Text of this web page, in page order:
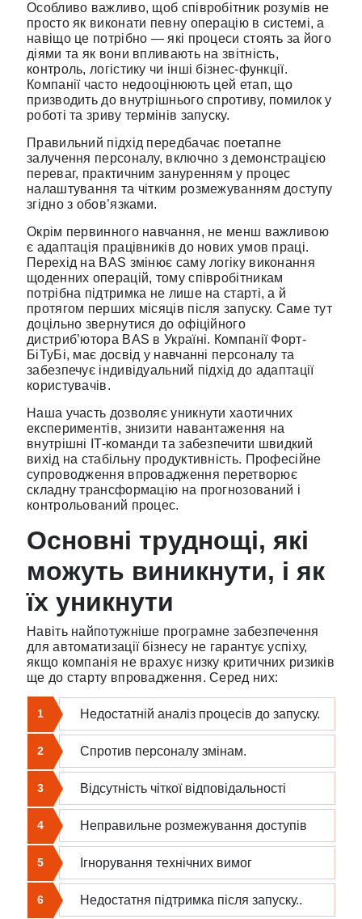
Особливо важливо, щоб співробітник розумів не
просто як виконати певну операцію в системі, а
навіщо це потрібно — які процеси стоять за його
діями та як вони впливають на звітність,
контроль, логістику чи інші бізнес-функції.
Компанії часто недооцінюють цей етап, що
призводить до внутрішнього спротиву, помилок у
роботі та зриву термінів запуску.
Правильний підхід передбачає поетапне
залучення персоналу, включно з демонстрацією
переваг, практичним зануренням у процес
налаштування та чітким розмежуванням доступу
згідно з обов’язками.
Окрім первинного навчання, не менш важливою
є адаптація працівників до нових умов праці.
Перехід на BAS змінює саму логіку виконання
щоденних операцій, тому співробітникам
потрібна підтримка не лише на старті, а й
протягом перших місяців після запуску. Саме тут
доцільно звернутися до офіційного
дистриб’ютора BAS в Україні. Компанії Форт-
БіТуБі, має досвід у навчанні персоналу та
забезпечує індивідуальний підхід до адаптації
користувачів.
Наша участь дозволяє уникнути хаотичних
експериментів, знизити навантаження на
внутрішні IT-команди та забезпечити швидкий
вихід на стабільну продуктивність. Професійне
супроводження впровадження перетворює
складну трансформацію на прогнозований і
контрольований процес.
Основні труднощі, які
можуть виникнути, і як
їх уникнути
Навіть найпотужніше програмне забезпечення
для автоматизації бізнесу не гарантує успіху,
якщо компанія не врахує низку критичних ризиків
ще до старту впровадження. Серед них:
1 Недостатній аналіз процесів до запуску.
2 Спротив персоналу змінам.
3 Відсутність чіткої відповідальності
4 Неправильне розмежування доступів
5 Ігнорування технічних вимог
6 Недостатня підтримка після запуску..